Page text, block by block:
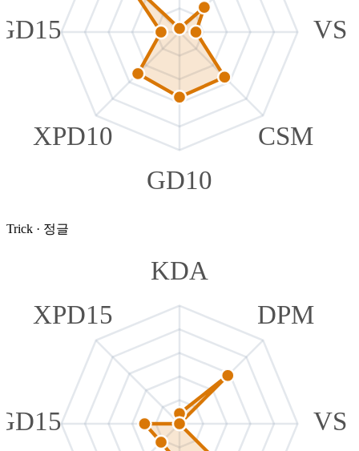
VS
CSM
GD10
XPD10
Trick · 정글
KDA
DPM
VS
XPD15